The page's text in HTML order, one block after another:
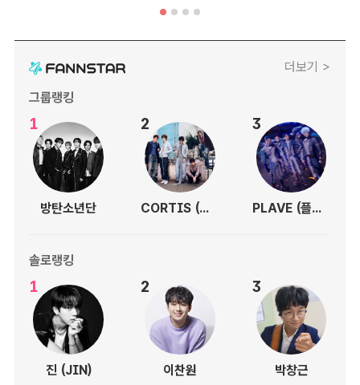
더보기 >
그룹랭킹
1
방탄소년단
2
CORTIS (코르티스)
3
PLAVE (플레이브)
솔로랭킹
1
진 (JIN)
2
이찬원
3
박창근